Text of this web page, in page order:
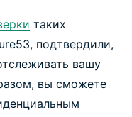
таких
подтвердили,
вашу
вы сможете